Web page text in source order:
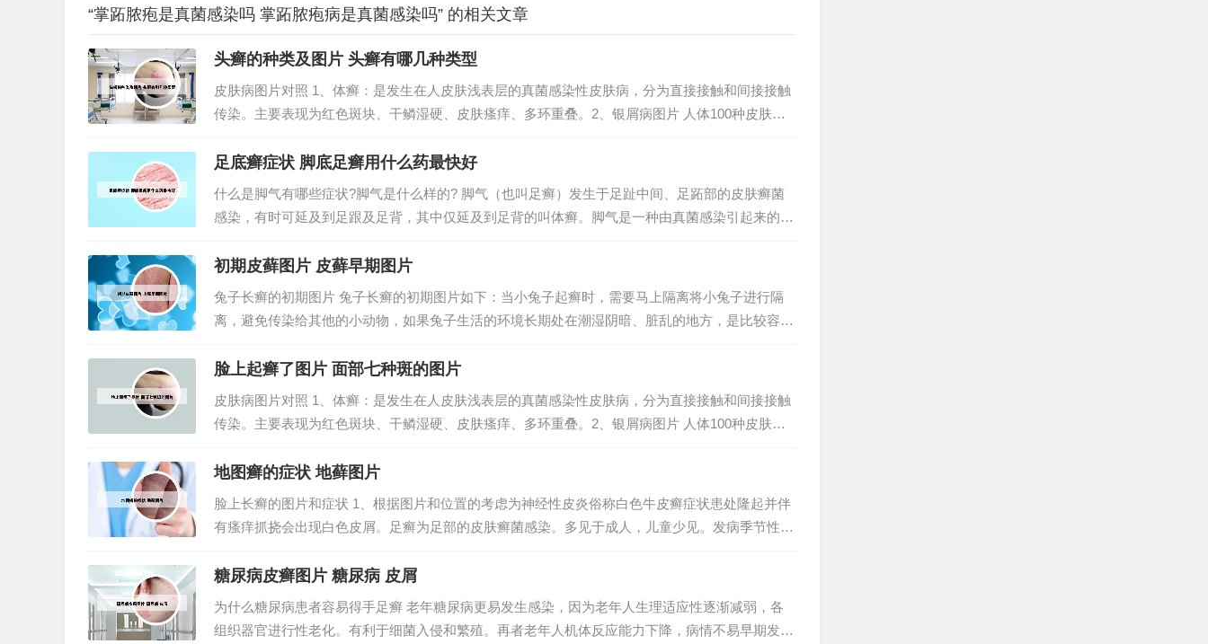
“掌跖脓疱是真菌感染吗 掌跖脓疱病是真菌感染吗” 的相关文章
头癣的种类及图片 头癣有哪几种类型
皮肤病图片对照 1、体癣：是发生在人皮肤浅表层的真菌感染性皮肤病，分为直接接触和间接接触
传染。主要表现为红色斑块、干鳞湿硬、皮肤瘙痒、多环重叠。2、银屑病图片 人体100种皮肤病
对照图片：银屑病 银屑病是一种自身免疫性疾病。症状通常包括皮肤发痒，覆盖鳞屑的斑块。受
银屑病影响的皮肤区域的大小和严重程度...
足底癣症状 脚底足癣用什么药最快好
什么是脚气有哪些症状?脚气是什么样的? 脚气（也叫足癣）发生于足趾中间、足跖部的皮肤癣菌
感染，有时可延及到足跟及足背，其中仅延及到足背的叫体癣。脚气是一种由真菌感染引起来的皮
肤病，一般表现为脚趾间起水泡，脚趾间皮肤蜕皮，也可出现足部皮肤糜烂或皮肤增厚，开裂，常
常伴随足部皮肤骚痒。临床上按照脚气的不同...
初期皮藓图片 皮藓早期图片
兔子长癣的初期图片 兔子长癣的初期图片如下：当小兔子起癣时，需要马上隔离将小兔子进行隔
离，避免传染给其他的小动物，如果兔子生活的环境长期处在潮湿阴暗、脏乱的地方，是比较容易
长癣的。根据您提供的信息，兔子耳朵出现了长癣、结痂等症状，这可能是真菌感染引起的。为了
确诊和治疗，建议带兔子去宠物医院进行检查。...
脸上起癣了图片 面部七种斑的图片
皮肤病图片对照 1、体癣：是发生在人皮肤浅表层的真菌感染性皮肤病，分为直接接触和间接接触
传染。主要表现为红色斑块、干鳞湿硬、皮肤瘙痒、多环重叠。2、银屑病图片 人体100种皮肤病
对照图片：银屑病 银屑病是一种自身免疫性疾病。症状通常包括皮肤发痒，覆盖鳞屑的斑块。受
银屑病影响的皮肤区域的大小和严重程度...
地图癣的症状 地藓图片
脸上长癣的图片和症状 1、根据图片和位置的考虑为神经性皮炎俗称白色牛皮癣症状患处隆起并伴
有瘙痒抓挠会出现白色皮屑。足癣为足部的皮肤癣菌感染。多见于成人，儿童少见。发病季节性明
显，夏秋病重，冬春病减。2、怎么判断脸上长癣1 去医院检查一下，确诊以后再进行治疗，平时
一定要注意自己的个人卫生，饮食多吃一些...
糖尿病皮癣图片 糖尿病 皮屑
为什么糖尿病患者容易得手足癣 老年糖尿病更易发生感染，因为老年人生理适应性逐渐减弱，各
组织器官进行性老化。有利于细菌入侵和繁殖。再者老年人机体反应能力下降，病情不易早期发